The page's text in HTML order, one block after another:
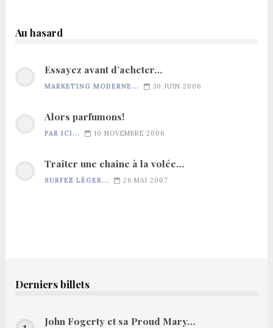
Au hasard
Essayez avant d’acheter…
MARKETING MODERNE... 30 JUIN 2006
Alors parfumons!
PAR ICI... 10 NOVEMBRE 2006
Traîter une chaîne à la volée…
SURFEZ LÉGER... 26 MAI 2007
Derniers billets
John Fogerty et sa Proud Mary…